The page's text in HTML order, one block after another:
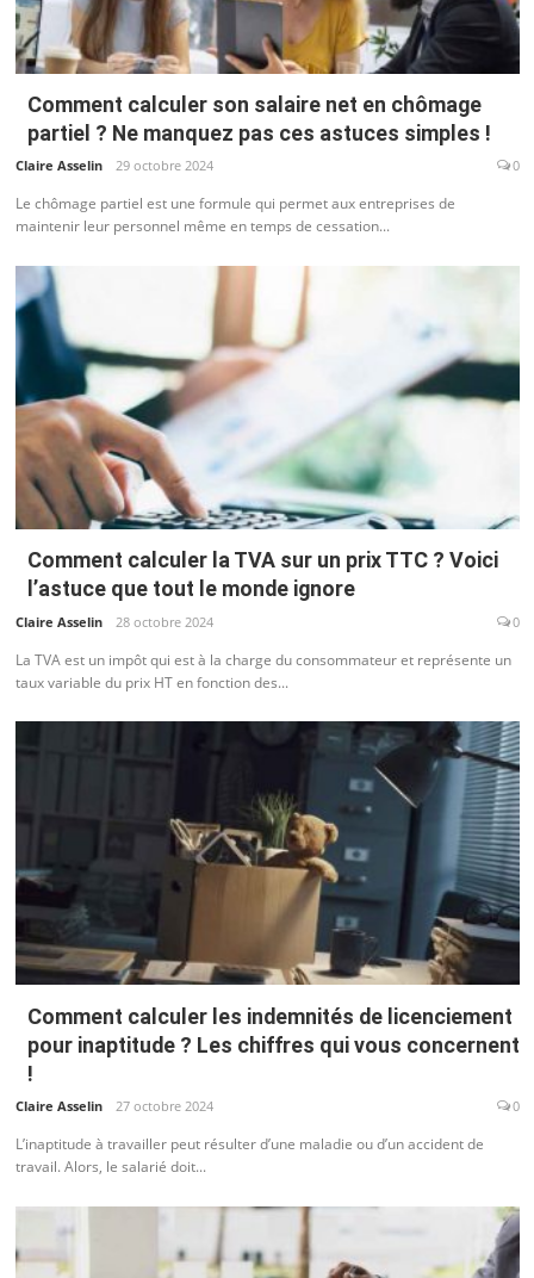
Comment calculer son salaire net en chômage
partiel ? Ne manquez pas ces astuces simples !
Claire Asselin 29 octobre 2024 0
Le chômage partiel est une formule qui permet aux entreprises de
maintenir leur personnel même en temps de cessation...
Comment calculer la TVA sur un prix TTC ? Voici
l’astuce que tout le monde ignore
Claire Asselin 28 octobre 2024 0
La TVA est un impôt qui est à la charge du consommateur et représente un
taux variable du prix HT en fonction des...
Comment calculer les indemnités de licenciement
pour inaptitude ? Les chiffres qui vous concernent
!
Claire Asselin 27 octobre 2024 0
L’inaptitude à travailler peut résulter d’une maladie ou d’un accident de
travail. Alors, le salarié doit...